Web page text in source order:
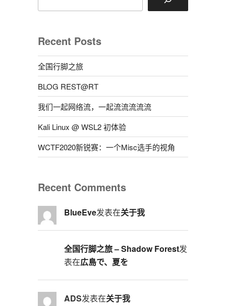
Recent Posts
全国行脚之旅
BLOG REST@RT
我们一起网络流，一起流流流流流
Kali Linux @ WSL2 初体验
WCTF2020新锐赛：一个Misc选手的视角
Recent Comments
BlueEve发表在关于我
全国行脚之旅 – Shadow Forest发
表在広島で、夏を
ADS发表在关于我